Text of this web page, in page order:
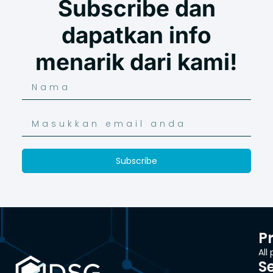
Subscribe dan
dapatkan info
menarik dari kami!
Subscribe
All